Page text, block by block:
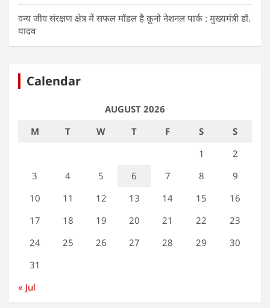
वन्य जीव संरक्षण क्षेत्र में सफल मॉडल है कूनो नेशनल पार्क : मुख्यमंत्री डॉ.
यादव
Calendar
AUGUST 2026
M
T W T F S
S
1
2
3
4 5 6 7 8
9
10
11 12 13 14 15
16
17
18 19 20 21 22
23
24
25 26 27 28 29
30
31
« Jul